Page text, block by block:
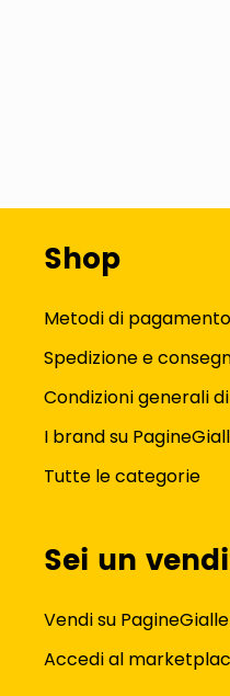
Shop
Metodi di pagamento
Spedizione e
Condizioni generali
I brand su
Tutte le categorie
Sei un
Vendi su
Accedi al